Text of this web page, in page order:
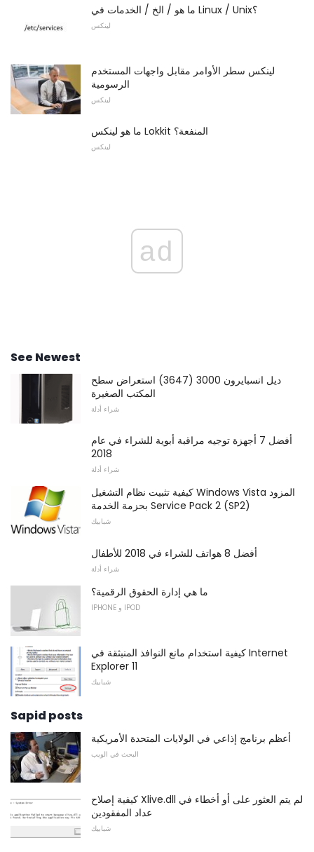
ما هو / الخ / الخدمات في Linux / Unix؟
لينكس
لينكس سطر الأوامر مقابل واجهات المستخدم
الرسومية
لينكس
ما هو لينكس Lokkit المنفعة؟
لينكس
ad
See Newest
ديل انسبايرون 3000 (3647) استعراض سطح
المكتب الصغيرة
شراء أدلة
أفضل 7 أجهزة توجيه مراقبة أبوية للشراء في عام
2018
شراء أدلة
كيفية تثبيت نظام التشغيل Windows Vista المزود
بحزمة الخدمة Service Pack 2 (SP2)
شبابيك
أفضل 8 هواتف للشراء في 2018 للأطفال
شراء أدلة
ما هي إدارة الحقوق الرقمية؟
IPHONE و IPOD
كيفية استخدام مانع النوافذ المنبثقة في Internet
Explorer 11
شبابيك
Sapid posts
أعظم برنامج إذاعي في الولايات المتحدة الأمريكية
البحث في الويب
كيفية إصلاح Xlive.dll لم يتم العثور على أو أخطاء في
عداد المفقودين
شبابيك